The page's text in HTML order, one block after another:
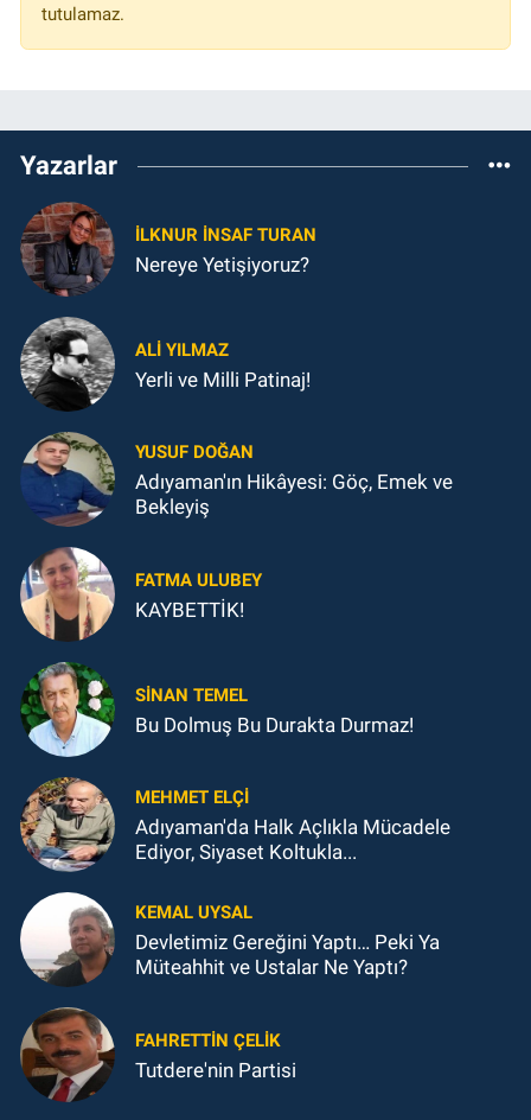
tutulamaz.
Yazarlar
İLKNUR İNSAF TURAN
Nereye Yetişiyoruz?
ALI YILMAZ
Yerli ve Milli Patinaj!
YUSUF DOĞAN
Adıyaman'ın Hikâyesi: Göç, Emek ve
Bekleyiş
FATMA ULUBEY
KAYBETTİK!
SINAN TEMEL
Bu Dolmuş Bu Durakta Durmaz!
MEHMET ELÇI
Adıyaman'da Halk Açlıkla Mücadele
Ediyor, Siyaset Koltukla...
KEMAL UYSAL
Devletimiz Gereğini Yaptı… Peki Ya
Müteahhit ve Ustalar Ne Yaptı?
FAHRETTIN ÇELİK
Tutdere'nin Partisi